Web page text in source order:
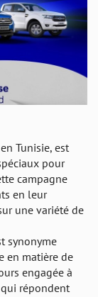
Tunisie, est
pour
campagne
en leur
une variété de
synonyme
en matière de
engagée à
répondent